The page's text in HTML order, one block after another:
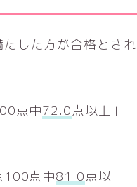
した方が合格とされ
点中72.0点以上」
点中81.0点以